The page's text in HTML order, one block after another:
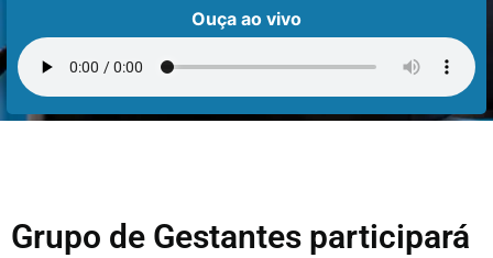
Ouça ao vivo
Grupo de Gestantes participará